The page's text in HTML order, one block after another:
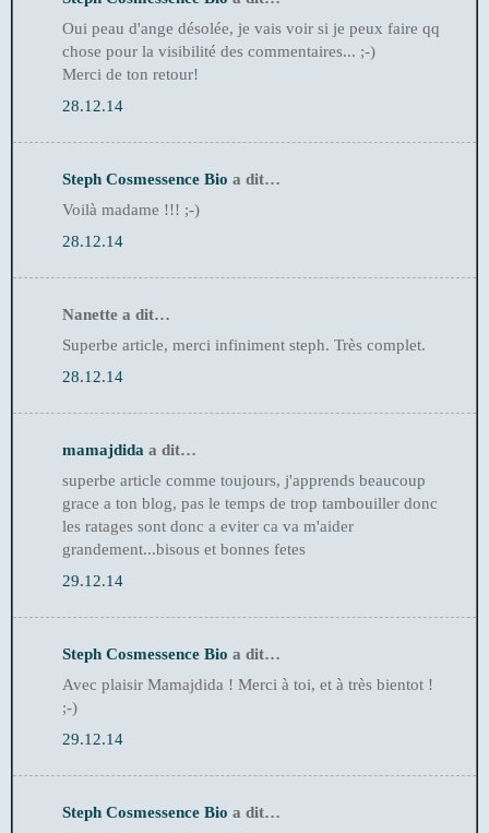
Oui peau d'ange désolée, je vais voir si je peux faire qq
chose pour la visibilité des commentaires... ;-)
Merci de ton retour!
28.12.14
Steph Cosmessence Bio a dit…
Voilà madame !!! ;-)
28.12.14
Nanette a dit…
Superbe article, merci infiniment steph. Très complet.
28.12.14
mamajdida a dit…
superbe article comme toujours, j'apprends beaucoup
grace a ton blog, pas le temps de trop tambouiller donc
les ratages sont donc a eviter ca va m'aider
grandement...bisous et bonnes fetes
29.12.14
Steph Cosmessence Bio a dit…
Avec plaisir Mamajdida ! Merci à toi, et à très bientot !
;-)
29.12.14
Steph Cosmessence Bio a dit…